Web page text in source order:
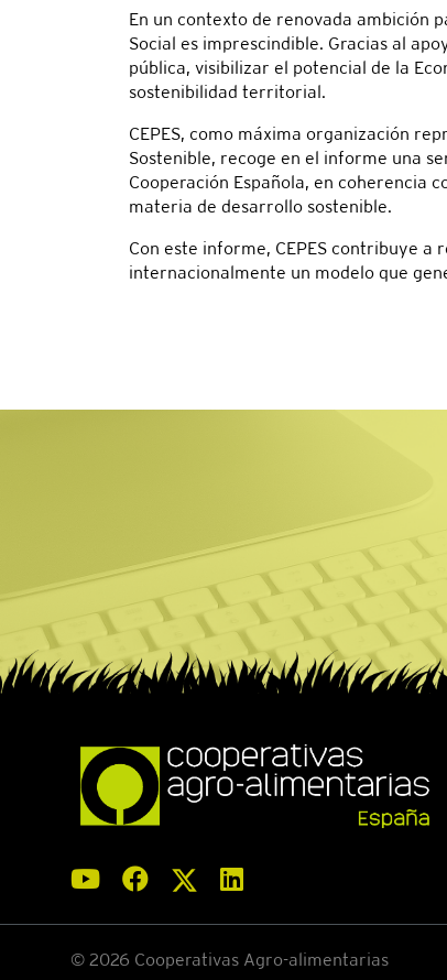
En un contexto de renovada ambición
Social es imprescindible. Gracias al
pública, visibilizar el potencial de la
sostenibilidad territorial.
CEPES, como máxima organización
Sostenible, recoge en el informe una
Cooperación Española, en coherencia
materia de desarrollo sostenible.
Con este informe, CEPES contribuye
internacionalmente un modelo que
© 2026 Cooperativas Agro-alimentarias